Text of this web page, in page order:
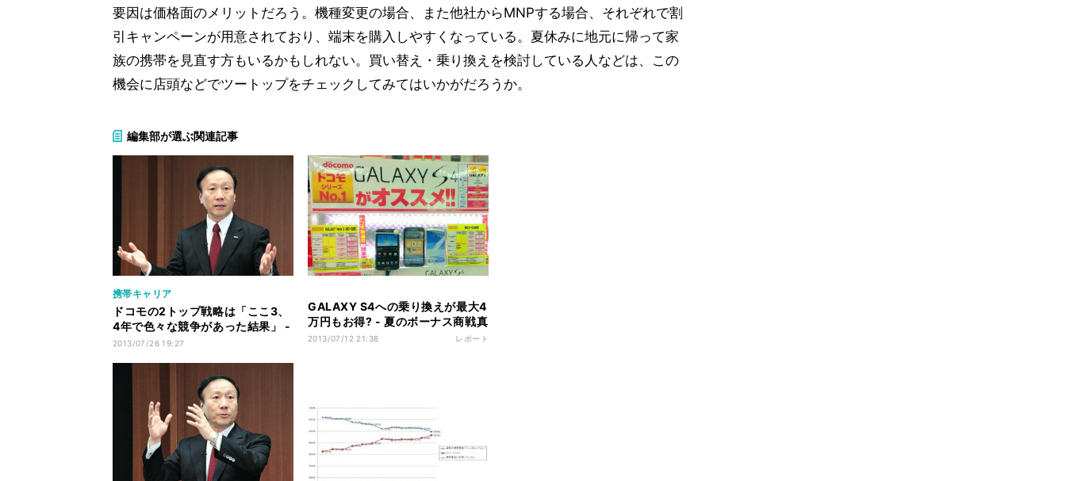
要因は価格面のメリットだろう。機種変更の場合、また他社からMNPする場合、それぞれで割
引キャンペーンが用意されており、端末を購入しやすくなっている。夏休みに地元に帰って家
族の携帯を見直す方もいるかもしれない。買い替え・乗り換えを検討している人などは、この
機会に店頭などでツートップをチェックしてみてはいかがだろうか。
編集部が選ぶ関連記事
携帯キャリア
ドコモの2トップ戦略は「ここ3、
4年で色々な競争があった結果」 -
加藤社長
2013/07/26 19:27
GALAXY S4への乗り換えが最大4
万円もお得? - 夏のボーナス商戦真
っ盛り!! スマートフォンの店頭価
2013/07/12 21:38 レポート